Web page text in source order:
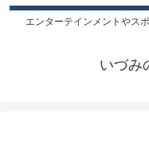
エンターテインメントやス
いづみ